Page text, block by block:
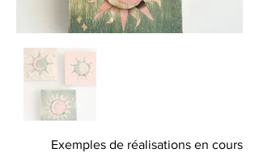
Exemples de réalisations en cours